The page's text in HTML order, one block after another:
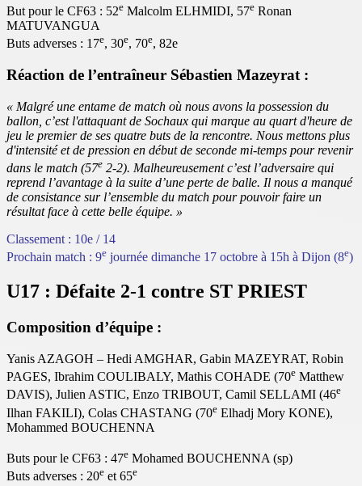
But pour le CF63 : 52e Malcolm ELHMIDI, 57e Ronan
MATUVANGUA
Buts adverses : 17e, 30e, 70e, 82e
Réaction de l’entraîneur Sébastien Mazeyrat :
« Malgré une entame de match où nous avons la possession du
ballon, c’est l'attaquant de Sochaux qui marque au quart d'heure de
jeu le premier de ses quatre buts de la rencontre. Nous mettons plus
d'intensité et de pression en début de seconde mi-temps pour revenir
dans le match (57e 2-2). Malheureusement c’est l’adversaire qui
reprend l’avantage à la suite d’une perte de balle. Il nous a manqué
de consistance sur l’ensemble du match pour pouvoir faire un
résultat face à cette belle équipe. »
Classement : 10e / 14
Prochain match : 9e journée dimanche 17 octobre à 15h à Dijon (8e)
U17 : Défaite 2-1 contre ST PRIEST
Composition d’équipe :
Yanis AZAGOH – Hedi AMGHAR, Gabin MAZEYRAT, Robin
PAGES, Ibrahim COULIBALY, Mathis COHADE (70e Matthew
DAVIS), Julien ASTIC, Enzo TRIBOUT, Camil SELLAMI (46e
Ilhan FAKILI), Colas CHASTANG (70e Elhadj Mory KONE),
Mohammed BOUCHENNA
Buts pour le CF63 : 47e Mohamed BOUCHENNA (sp)
Buts adverses : 20e et 65e